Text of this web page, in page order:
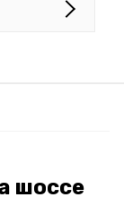
шоссе